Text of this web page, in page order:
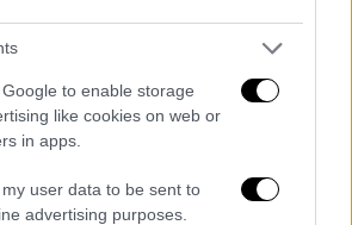
to enable storage
like cookies on web or
in apps.
user data to be sent to
advertising purposes.